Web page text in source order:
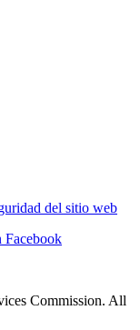
del sitio web
Commission. All